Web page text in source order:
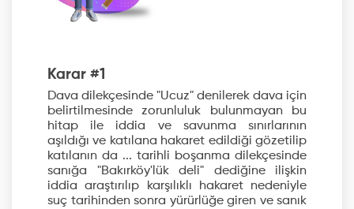
Karar #1
Dava dilekçesinde "Ucuz" denilerek dava için
belirtilmesinde zorunluluk bulunmayan bu
hitap ile iddia ve savunma sınırlarının
aşıldığı ve katılana hakaret edildiği gözetilip
katılanın da ... tarihli boşanma dilekçesinde
sanığa "Bakırköy'lük deli" dediğine ilişkin
iddia araştırılıp karşılıklı hakaret nedeniyle
suç tarihinden sonra yürürlüğe giren ve sanık